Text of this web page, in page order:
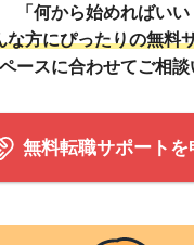
「何から始めればいい
な方にぴったりの無料
ースに合わせてご相談
無料転職サポートを